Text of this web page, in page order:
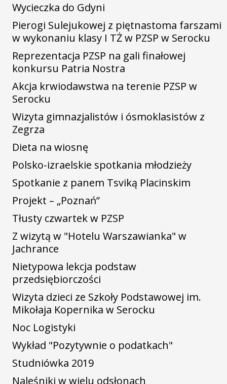
Wycieczka do Gdyni
Pierogi Sulejukowej z piętnastoma farszami
w wykonaniu klasy I TŻ w PZSP w Serocku
Reprezentacja PZSP na gali finałowej
konkursu Patria Nostra
Akcja krwiodawstwa na terenie PZSP w
Serocku
Wizyta gimnazjalistów i ósmoklasistów z
Zegrza
Dieta na wiosnę
Polsko-izraelskie spotkania młodzieży
Spotkanie z panem Tsviką Placinskim
Projekt – „Poznań”
Tłusty czwartek w PZSP
Z wizytą w "Hotelu Warszawianka" w
Jachrance
Nietypowa lekcja podstaw
przedsiębiorczości
Wizyta dzieci ze Szkoły Podstawowej im.
Mikołaja Kopernika w Serocku
Noc Logistyki
Wykład "Pozytywnie o podatkach"
Studniówka 2019
Naleśniki w wielu odsłonach